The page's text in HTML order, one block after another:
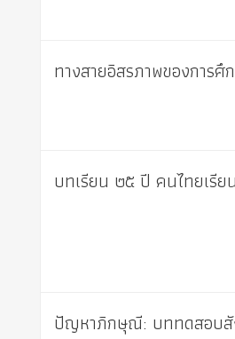
ทางสายอิสรภาพของการศึ
บทเรียน ๒๕ ปี คนไทยเรีย
ปัญหาภิกษุณี: บททดสอบสั